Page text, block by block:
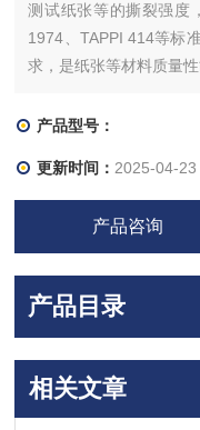
测试纸张等的撕裂强度
1974、TAPPI 414等标
求，是纸张等材料质量
产品型号：
更新时间： 2025-04-23
产品咨询
产品目录
相关文章